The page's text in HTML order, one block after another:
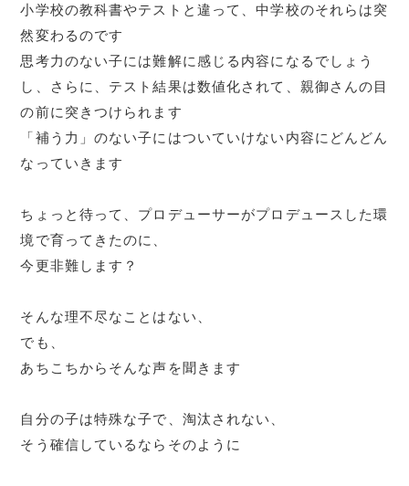
小学校の教科書やテストと違って、中学校のそれらは突
然変わるのです
思考力のない子には難解に感じる内容になるでしょう
し、さらに、テスト結果は数値化されて、親御さんの目
の前に突きつけられます
「補う力」のない子にはついていけない内容にどんどん
なっていきます
ちょっと待って、プロデューサーがプロデュースした環
境で育ってきたのに、
今更非難します？
そんな理不尽なことはない、
でも、
あちこちからそんな声を聞きます
自分の子は特殊な子で、淘汰されない、
そう確信しているならそのように